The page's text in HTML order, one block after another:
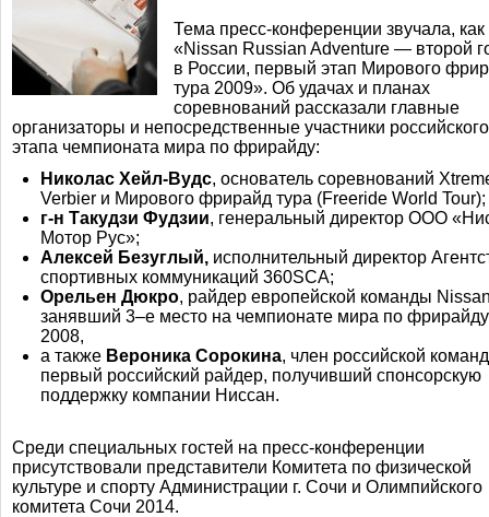
Тема пресс-конференции звучала, как
«Nissan Russian Adventure — второй
в России, первый этап Мирового
тура 2009». Об удачах и планах
соревнований рассказали главные
организаторы и непосредственные участники российского
этапа чемпионата мира по фрирайду:
Николас Хейл-Вудс, основатель соревнований
Verbier и Мирового фрирайд тура (Freeride World Tour);
г-н Такудзи Фудзии, генеральный директор ООО
Мотор Рус»;
Алексей Безуглый,исполнительный директор
спортивных коммуникаций 360SCA;
Орельен Дюкро, райдер европейской команды
занявший 3–еместо на чемпионате мира по фрирайду
2008,
а также Вероника Сорокина, член российской
первый российский райдер, получивший спонсорскую
поддержку компании Ниссан.
Среди специальных гостей на пресс-конференции
присутствовали представители Комитета по физической
культуре и спорту Администрации г. Сочи и Олимпийского
комитета Сочи 2014.